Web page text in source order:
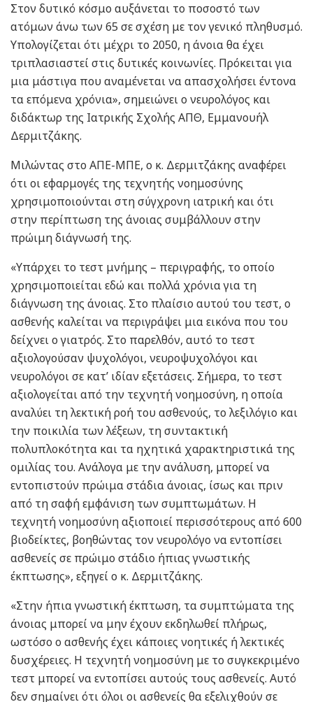
Στον δυτικό κόσμο αυξάνεται το ποσοστό των
ατόμων άνω των 65 σε σχέση με τον γενικό πληθυσμό.
Υπολογίζεται ότι μέχρι το 2050, η άνοια θα έχει
τριπλασιαστεί στις δυτικές κοινωνίες. Πρόκειται για
μια μάστιγα που αναμένεται να απασχολήσει έντονα
τα επόμενα χρόνια», σημειώνει ο νευρολόγος και
διδάκτωρ της Ιατρικής Σχολής ΑΠΘ, Εμμανουήλ
Δερμιτζάκης.
Μιλώντας στο ΑΠΕ-ΜΠΕ, ο κ. Δερμιτζάκης αναφέρει
ότι οι εφαρμογές της τεχνητής νοημοσύνης
χρησιμοποιούνται στη σύγχρονη ιατρική και ότι
στην περίπτωση της άνοιας συμβάλλουν στην
πρώιμη διάγνωσή της.
«Υπάρχει το τεστ μνήμης – περιγραφής, το οποίο
χρησιμοποιείται εδώ και πολλά χρόνια για τη
διάγνωση της άνοιας. Στο πλαίσιο αυτού του τεστ, ο
ασθενής καλείται να περιγράψει μια εικόνα που του
δείχνει ο γιατρός. Στο παρελθόν, αυτό το τεστ
αξιολογούσαν ψυχολόγοι, νευροψυχολόγοι και
νευρολόγοι σε κατ’ ιδίαν εξετάσεις. Σήμερα, το τεστ
αξιολογείται από την τεχνητή νοημοσύνη, η οποία
αναλύει τη λεκτική ροή του ασθενούς, το λεξιλόγιο και
την ποικιλία των λέξεων, τη συντακτική
πολυπλοκότητα και τα ηχητικά χαρακτηριστικά της
ομιλίας του. Ανάλογα με την ανάλυση, μπορεί να
εντοπιστούν πρώιμα στάδια άνοιας, ίσως και πριν
από τη σαφή εμφάνιση των συμπτωμάτων. Η
τεχνητή νοημοσύνη αξιοποιεί περισσότερους από 600
βιοδείκτες, βοηθώντας τον νευρολόγο να εντοπίσει
ασθενείς σε πρώιμο στάδιο ήπιας γνωστικής
έκπτωσης», εξηγεί ο κ. Δερμιτζάκης.
«Στην ήπια γνωστική έκπτωση, τα συμπτώματα της
άνοιας μπορεί να μην έχουν εκδηλωθεί πλήρως,
ωστόσο ο ασθενής έχει κάποιες νοητικές ή λεκτικές
δυσχέρειες. Η τεχνητή νοημοσύνη με το συγκεκριμένο
τεστ μπορεί να εντοπίσει αυτούς τους ασθενείς. Αυτό
δεν σημαίνει ότι όλοι οι ασθενείς θα εξελιχθούν σε